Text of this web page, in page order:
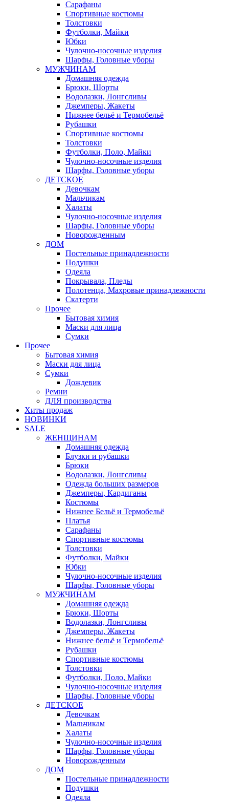
Сарафаны
Спортивные костюмы
Толстовки
Футболки, Майки
Юбки
Чулочно-носочные изделия
Шарфы, Головные уборы
МУЖЧИНАМ
Домашняя одежда
Брюки, Шорты
Водолазки, Лонгсливы
Джемперы, Жакеты
Нижнее бельё и Термобельё
Рубашки
Спортивные костюмы
Толстовки
Футболки, Поло, Майки
Чулочно-носочные изделия
Шарфы, Головные уборы
ДЕТСКОЕ
Девочкам
Мальчикам
Халаты
Чулочно-носочные изделия
Шарфы, Головные уборы
Новорожденным
ДОМ
Постельные принадлежности
Подушки
Одеяла
Покрывала, Пледы
Полотенца, Махровые принадлежности
Скатерти
Прочее
Бытовая химия
Маски для лица
Сумки
Прочее
Бытовая химия
Маски для лица
Сумки
Дождевик
Ремни
ДЛЯ производства
Хиты продаж
НОВИНКИ
SALE
ЖЕНЩИНАМ
Домашняя одежда
Блузки и рубашки
Брюки
Водолазки, Лонгсливы
Одежда больших размеров
Джемперы, Кардиганы
Костюмы
Нижнее Бельё и Термобельё
Платья
Сарафаны
Спортивные костюмы
Толстовки
Футболки, Майки
Юбки
Чулочно-носочные изделия
Шарфы, Головные уборы
МУЖЧИНАМ
Домашняя одежда
Брюки, Шорты
Водолазки, Лонгсливы
Джемперы, Жакеты
Нижнее бельё и Термобельё
Рубашки
Спортивные костюмы
Толстовки
Футболки, Поло, Майки
Чулочно-носочные изделия
Шарфы, Головные уборы
ДЕТСКОЕ
Девочкам
Мальчикам
Халаты
Чулочно-носочные изделия
Шарфы, Головные уборы
Новорожденным
ДОМ
Постельные принадлежности
Подушки
Одеяла